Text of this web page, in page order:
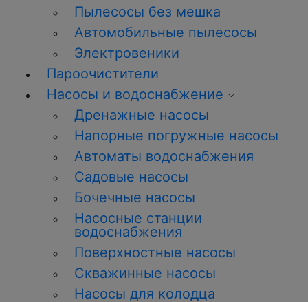
Пылесосы без мешка
Автомобильные пылесосы
Электровеники
Пароочистители
Насосы и водоснабжение
Дренажные насосы
Напорные погружные насосы
Автоматы водоснабжения
Садовые насосы
Бочечные насосы
Насосные станции
водоснабжения
Поверхностные насосы
Скважинные насосы
Насосы для колодца